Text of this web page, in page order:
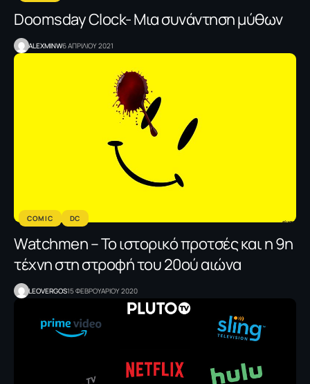
Doomsday Clock- Μια συνάντηση μύθων
ALEXMINW6 ΑΠΡΙΛΙΟΥ 2021
COMIC DC
Watchmen – Το ιστορικό προτσές και η 9η
τέχνη στη στροφή του 20ού αιώνα
LEOVERGOS15 ΦΕΒΡΟΥΑΡΙΟΥ 2020